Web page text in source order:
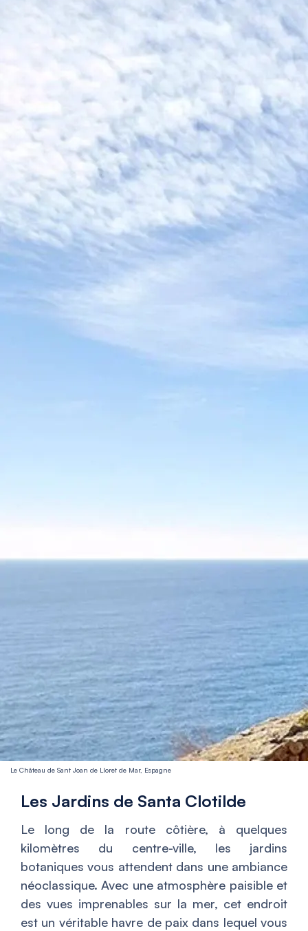
Le Château de Sant Joan de Lloret de Mar, Espagne
Les Jardins de Santa Clotilde
Le long de la route côtière, à quelques
kilomètres du centre-ville, les jardins
botaniques vous attendent dans une ambiance
néoclassique. Avec une atmosphère paisible et
des vues imprenables sur la mer, cet endroit
est un véritable havre de paix dans lequel vous